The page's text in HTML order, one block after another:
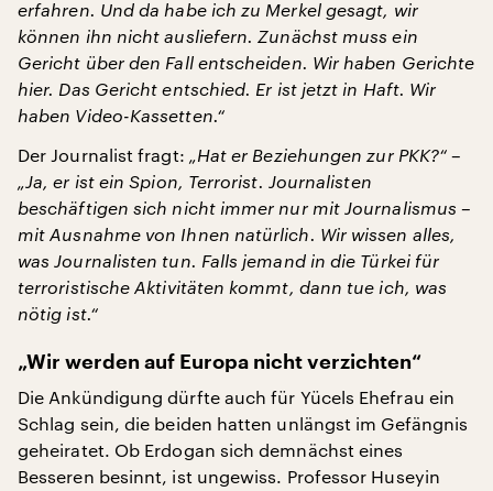
erfahren. Und da habe ich zu Merkel gesagt, wir
können ihn nicht ausliefern. Zunächst muss ein
Gericht über den Fall entscheiden. Wir haben Gerichte
hier. Das Gericht entschied. Er ist jetzt in Haft. Wir
haben Video-Kassetten.“
Der Journalist fragt: „Hat er Beziehungen zur PKK?“ –
„Ja, er ist ein Spion, Terrorist. Journalisten
beschäftigen sich nicht immer nur mit Journalismus –
mit Ausnahme von Ihnen natürlich. Wir wissen alles,
was Journalisten tun. Falls jemand in die Türkei für
terroristische Aktivitäten kommt, dann tue ich, was
nötig ist.“
„Wir werden auf Europa nicht verzichten“
Die Ankündigung dürfte auch für Yücels Ehefrau ein
Schlag sein, die beiden hatten unlängst im Gefängnis
geheiratet. Ob Erdogan sich demnächst eines
Besseren besinnt, ist ungewiss. Professor Huseyin